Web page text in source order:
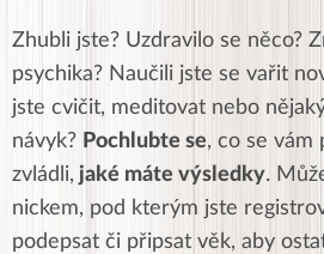
Zhubli jste? Uzdravilo se něco?
psychika? Naučili jste se vařit
jste cvičit, meditovat nebo
návyk? Pochlubte se, co se vám
zvládli, jaké máte výsledky.
nickem, pod kterým jste
podepsat či připsat věk, aby